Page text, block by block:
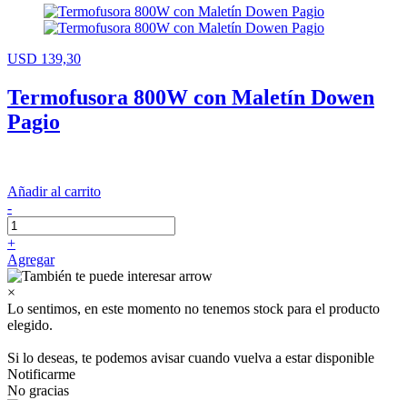
USD 139,30
Termofusora 800W con Maletín Dowen
Pagio
Añadir al carrito
-
+
Agregar
×
Lo sentimos, en este momento no tenemos stock para el producto
elegido.
Si lo deseas, te podemos avisar cuando vuelva a estar disponible
Notificarme
No gracias